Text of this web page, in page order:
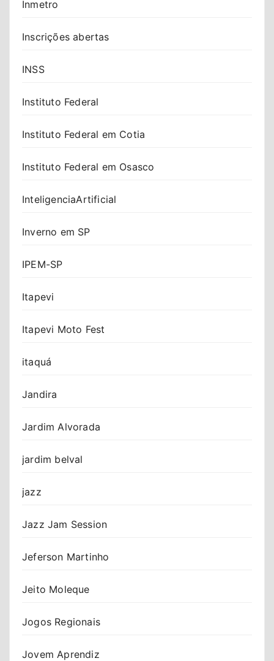
Inmetro
Inscrições abertas
INSS
Instituto Federal
Instituto Federal em Cotia
Instituto Federal em Osasco
InteligenciaArtificial
Inverno em SP
IPEM-SP
Itapevi
Itapevi Moto Fest
itaquá
Jandira
Jardim Alvorada
jardim belval
jazz
Jazz Jam Session
Jeferson Martinho
Jeito Moleque
Jogos Regionais
Jovem Aprendiz